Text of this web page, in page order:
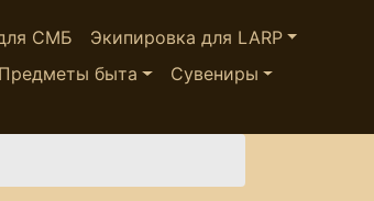
СМБ
Экипировка для LARP
Предметы быта
Сувениры